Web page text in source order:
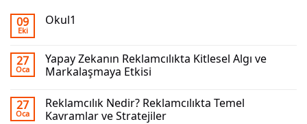
09
Eki
Okul1
27
Oca
Yapay Zekanın Reklamcılıkta Kitlesel Algı ve
Markalaşmaya Etkisi
27
Oca
Reklamcılık Nedir? Reklamcılıkta Temel
Kavramlar ve Stratejiler